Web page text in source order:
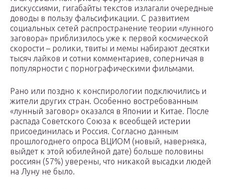
дискуссиями, гигабайты текстов излагали очередные
доводы в пользу фальсификации. С развитием
социальных сетей распространение теории «лунного
заговора» приблизилось уже к первой космической
скорости – ролики, твиты и мемы набирают десятки
тысяч лайков и сотни комментариев, соперничая в
популярности с порнографическими фильмами.
Рано или поздно к конспирологии подключились и
жители других стран. Особенно востребованным
«лунный заговор» оказался в Японии и Китае. После
распада Советского Союза к всеобщей истерии
присоединилась и Россия. Согласно данным
прошлогоднего опроса ВЦИОМ (новый, наверняка,
выйдет к этой юбилейной дате) больше половины
россиян (57%) уверены, что никакой высадки людей
на Луну не было.